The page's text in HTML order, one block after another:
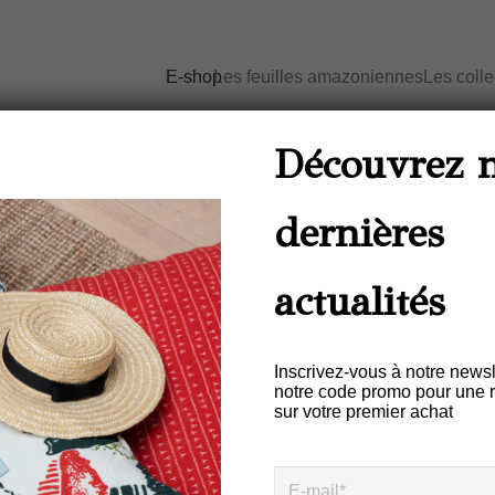
E-shopLes feuilles amazoniennes Les
Marque de design brésilienne
Colorée Fraîche Décontractée
nobles, production
Livraison gratuite en France à partir de 100 euros d’achat
(*hors territoires d’outre-mer)
Découvrez
dernières
actualités
Inscrivez-vous à notre
notre code promo pour une
sur votre premier achat